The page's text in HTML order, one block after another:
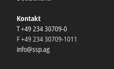
Kontakt
T +49 234 30709-0
F +49 234 30709-1011
info@ssp.ag